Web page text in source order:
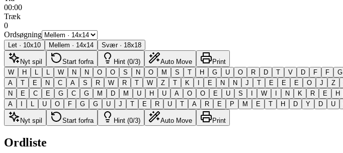
00:00
Træk
0
Ordsøgning
Let · 10x10 Mellem · 14x14 Svær· 18x18
Nyt spil Start forfra Hint (0/3) Auto Move
Print
W
H L L W N N O O S N O M S T H G U O R D T V D F F G
A
T E N C A S R W R T W Z T K I E N N J T E E E O J Z
N
E C E G C G M D M U H U A O O E U S I W I N K R E H
A
I L U O F G G U J T E R U T A R E P M E T H D Y D U
Nyt spil Start forfra Hint (0/3) Auto Move Print
Ordliste